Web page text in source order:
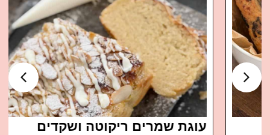
עוגת שמרים ריקוטה ושקדים